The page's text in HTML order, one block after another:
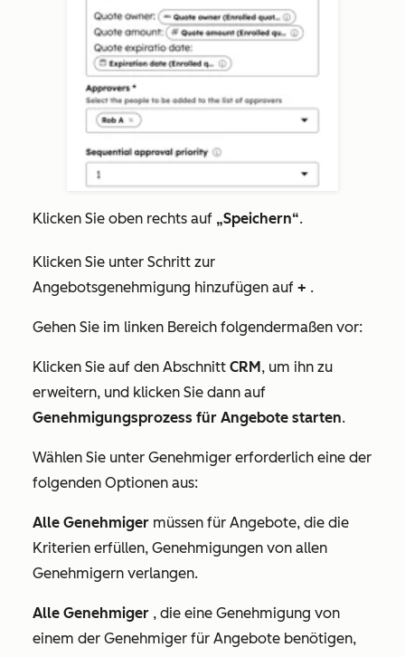
Klicken Sie oben rechts auf „Speichern“.
Klicken Sie unter Schritt zur
Angebotsgenehmigung hinzufügen auf + .
Gehen Sie im linken Bereich folgendermaßen vor:
Klicken Sie auf den Abschnitt CRM, um ihn zu
erweitern, und klicken Sie dann auf
Genehmigungsprozess für Angebote starten.
Wählen Sie unter Genehmiger erforderlich eine der
folgenden Optionen aus:
Alle Genehmiger müssen für Angebote, die die
Kriterien erfüllen, Genehmigungen von allen
Genehmigern verlangen.
Alle Genehmiger , die eine Genehmigung von
einem der Genehmiger für Angebote benötigen,